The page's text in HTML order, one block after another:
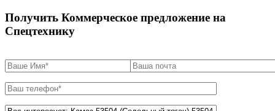
Получить Коммерческое предложение на
Спецтехнику